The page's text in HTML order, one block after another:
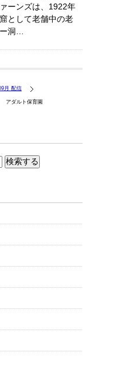
ーンズは、1922年
として老舗中の老
洞…
月 配信
アダルト保育園